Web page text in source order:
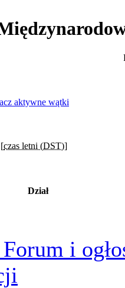
aktywne wątki
czas letni (DST)]
Dział
i